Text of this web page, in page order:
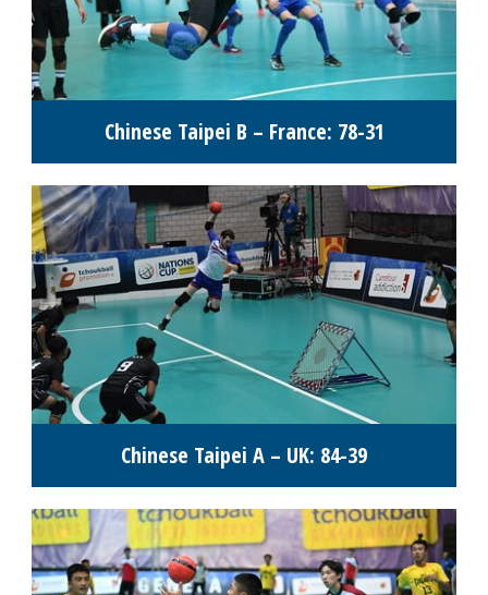
Chinese Taipei B – France: 78-31
Chinese Taipei A – UK: 84-39